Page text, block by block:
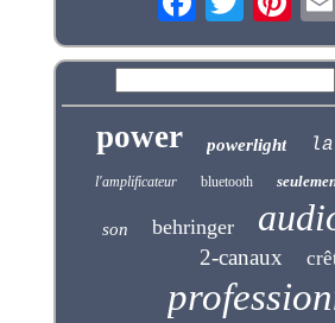
power powerlight
l'amplificateur bluetooth
son behringer
2-canaux